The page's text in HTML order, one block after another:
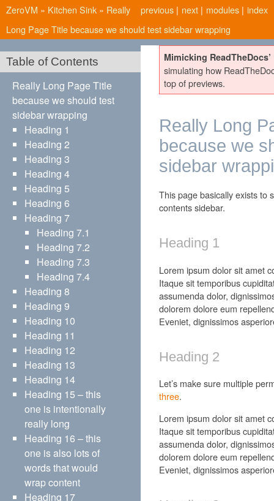
index
modules |
next |
previous |
ZeroVM » Kitchen Sink » Really
Long Page Title because we should test sidebar wrapping
Mimicking
simulating how
top of previews.
Really Long
because we
sidebar
This page basically exists to
contents sidebar.
Heading 1
Lorem ipsum dolor sit amet
Itaque sit temporibus
assumenda dolor,
dolorem dolore eum
Eveniet, dignissimos
Heading 2
Let’s make sure multiple
three.
Lorem ipsum dolor sit amet
Itaque sit temporibus
assumenda dolor,
dolorem dolore eum
Eveniet, dignissimos
Table of Contents
Really Long Page Title
because we should test
sidebar wrapping
Heading 1
Heading 2
Heading 3
Heading 4
Heading 5
Heading 6
Heading 7
Heading 7.1
Heading 7.2
Heading 7.3
Heading 7.4
Heading 8
Heading 9
Heading 10
Heading 11
Heading 12
Heading 13
Heading 14
Heading 15 – this
one is intentionally
really long
Heading 16 – this
one is also lots of
words that would
wrap content
Heading 17